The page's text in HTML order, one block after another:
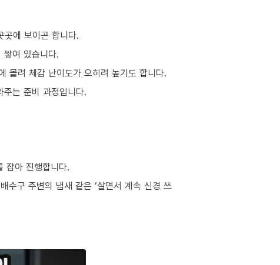
에 보이곤 합니다.
쌓여 있습니다.
몰려 체감 난이도가 오히려 높기도 합니다.
는 준비 과정입니다.
잡아 진행합니다.
수구 주변의 냄새 같은 ‘살면서 계속 신경 쓰